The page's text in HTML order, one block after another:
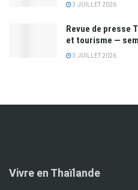
3 JUILLET 2026
Revue de presse
et tourisme —
3 JUILLET 2026
Vivre en Thaïlande